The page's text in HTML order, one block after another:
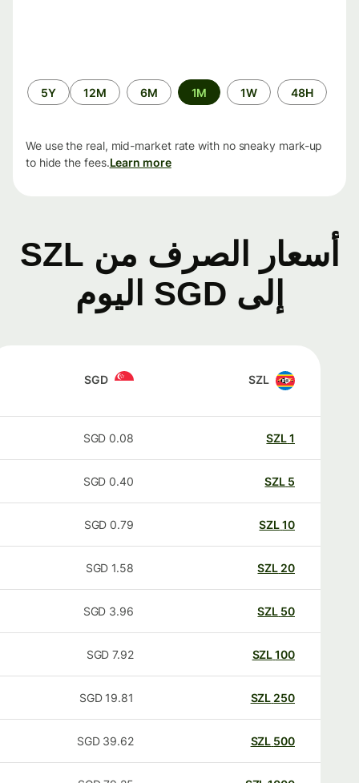
الفترة
الزمنية
48H
1W
1M
6M
12M
5Y
We use the real, mid-market rate with no sneaky mark-up
to hide the fees.Learn more
أسعار الصرف من SZL
إلى SGD اليوم
SZL
SGD
SZL
0.08
SGD
SZL
0.40
SGD
SZL
0.79
SGD
20
SZL
1.58
SGD
50
SZL
3.96
SGD
100
SZL
7.92
SGD
250
SZL
19.81
SGD
500
SZL
39.62
SGD